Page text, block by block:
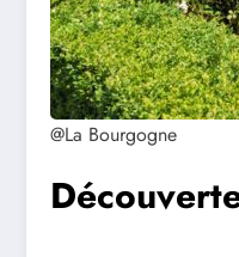
@La Bourgogne